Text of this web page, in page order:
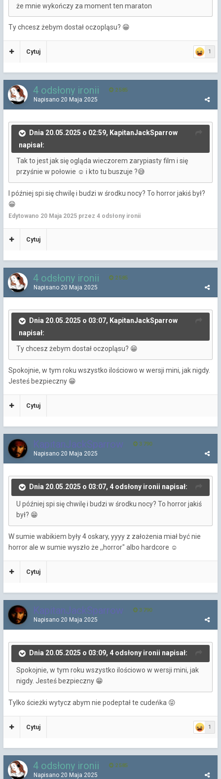
że mnie wykończy za moment ten maraton
Ty chcesz żebym dostał oczopląsu? 😁
1
Cytuj
4 odsłony ironii 2 585
Napisano 20 Maja 2025
Dnia 20.05.2025 o 02:59, KapitanJackSparrow
napisał:
Tak to jest jak się ogląda wieczorem zarypiasty film i się
przyśnie w połowie ☺️ i kto tu buszuje ?😅
I później spi się chwilę i budzi w środku nocy? To horror jakiś był?
😁
Edytowano 20 Maja 2025 przez 4 odsłony ironii
Cytuj
4 odsłony ironii 2 585
Napisano 20 Maja 2025
Dnia 20.05.2025 o 03:07, KapitanJackSparrow
napisał:
Ty chcesz żebym dostał oczopląsu? 😁
Spokojnie, w tym roku wszystko ilościowo w wersji mini, jak nigdy.
Jesteś bezpieczny 😁
Cytuj
KapitanJackSparrow 3 790
Napisano 20 Maja 2025
Dnia 20.05.2025 o 03:07, 4 odsłony ironii napisał:
U później spi się chwilę i budzi w środku nocy? To horror jakiś
był? 😁
W sumie wabikiem były 4 oskary, yyyy z założenia miał być nie
horror ale w sumie wyszło że ,,horror" albo hardcore ☺️
Cytuj
KapitanJackSparrow 3 790
Napisano 20 Maja 2025
Dnia 20.05.2025 o 03:09, 4 odsłony ironii napisał:
Spokojnie, w tym roku wszystko ilościowo w wersji mini, jak
nigdy. Jesteś bezpieczny 😁
Tylko ścieżki wytycz abym nie podeptał te cudeńka 😝
1
Cytuj
4 odsłony ironii 2 585
Napisano 20 Maja 2025